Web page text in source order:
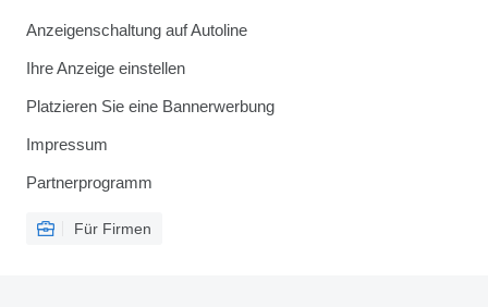
Anzeigenschaltung auf Autoline
Ihre Anzeige einstellen
Platzieren Sie eine Bannerwerbung
Impressum
Partnerprogramm
Für Firmen